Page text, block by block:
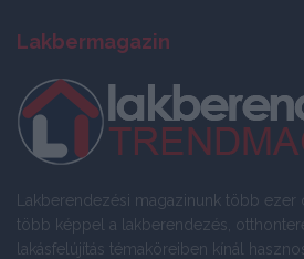
Lakbermagazin
Lakberendezési magazinunk több
több képpel a lakberendezés,
lakásfelújítás témaköreiben kínál